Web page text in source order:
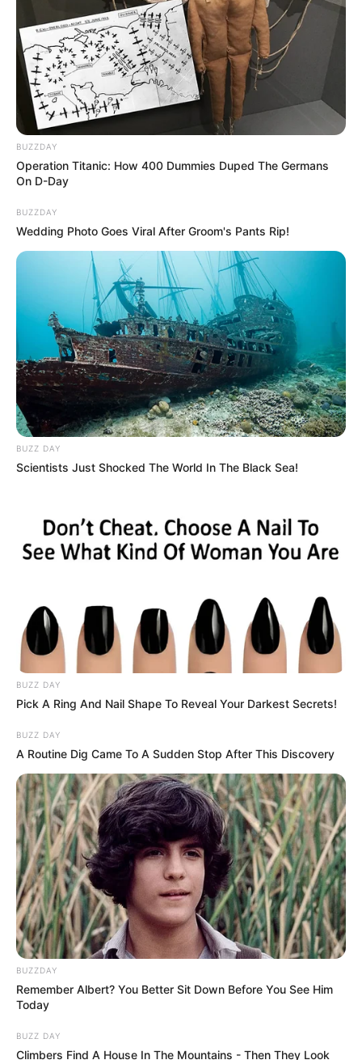
BUZZDAY
Operation Titanic: How 400 Dummies Duped The Germans
On D-Day
BUZZDAY
Wedding Photo Goes Viral After Groom's Pants Rip!
BUZZ DAY
Scientists Just Shocked The World In The Black Sea!
BUZZ DAY
Pick A Ring And Nail Shape To Reveal Your Darkest Secrets!
BUZZ DAY
A Routine Dig Came To A Sudden Stop After This Discovery
BUZZDAY
Remember Albert? You Better Sit Down Before You See Him
Today
BUZZ DAY
Climbers Find A House In The Mountains - Then They Look